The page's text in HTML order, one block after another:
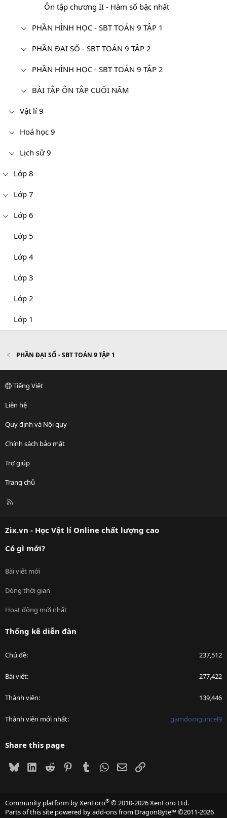
Ôn tập chương II - Hàm số bậc nhất
PHẦN HÌNH HỌC - SBT TOÁN 9 TẬP 1
PHẦN ĐẠI SỐ - SBT TOÁN 9 TẬP 2
PHẦN HÌNH HỌC - SBT TOÁN 9 TẬP 2
BÀI TẬP ÔN TẬP CUỐI NĂM
Vật lí 9
Hoá học 9
Lịch sử 9
Lớp 8
Lớp 7
Lớp 6
Lớp 5
Lớp 4
Lớp 3
Lớp 2
Lớp 1
PHẦN ĐẠI SỐ - SBT TOÁN 9 TẬP 1
Tiếng Việt
Liên hệ
Quy định và Nội quy
Chính sách bảo mật
Trợ giúp
Trang chủ
R
Zix.vn - Học Vật lí Online chất lượng cao
Có gì mới?
Bài viết mới
Dòng thời gian
Hoạt động mới nhất
Thống kê diễn đàn
Chủ đề 237,512
Bài viết 277,422
Thành viên 139,446
Thành viên mới nhất gamdomguncel9
Share this page
BlueskyLinkedIn
Reddit PinterestTumblrWhatsApp
EmailLink
Community platform by XenForo® © 2010-2026 XenForo Ltd.
Parts of this site powered byadd-ons from DragonByte™©2011-2026